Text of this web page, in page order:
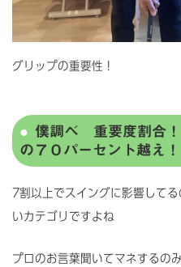
グリップの重要性！
僕調べ 重要度割合！
の７０パーセント越え！
7割以上でスイングに影響して
いカテゴリですよね
プロのお言葉聞いてマネするの